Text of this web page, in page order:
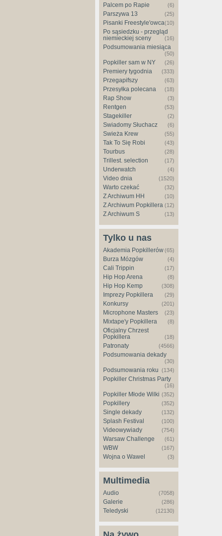
Palcem po Rapie (6)
Parszywa 13 (25)
Pisanki Freestyle'owca(10)
Po sąsiedzku - przegląd
niemieckiej sceny
(16)
Podsumowania miesiąca
(50)
Popkiller sam w NY (26)
Premiery tygodnia (333)
Przegapifszy (63)
Przesyłka polecana (18)
Rap Show (3)
Rentgen (53)
Stagekiller (2)
Świadomy Słuchacz (6)
Świeża Krew (55)
Tak To Się Robi (43)
Tourbus (28)
Trillest. selection (17)
Underwatch (4)
Video dnia (1520)
Warto czekać (32)
Z Archiwum HH (10)
Z Archiwum Popkillera (12)
Z Archiwum S (13)
Tylko u nas
Akademia Popkillerów(65)
Burza Mózgów (4)
Cali Trippin (17)
Hip Hop Arena (8)
Hip Hop Kemp (308)
Imprezy Popkillera (29)
Konkursy (201)
Microphone Masters (23)
Mixtape'y Popkillera (8)
Oficjalny Chrzest
Popkillera
(18)
Patronaty (4566)
Podsumowania dekady
(30)
Podsumowania roku (134)
Popkiller Christmas Party
(16)
Popkiller Młode Wilki (352)
Popkillery (352)
Single dekady (132)
Splash Festival (100)
Videowywiady (754)
Warsaw Challenge (61)
WBW (167)
Wojna o Wawel (3)
Multimedia
Audio (7058)
Galerie (286)
Teledyski (12130)